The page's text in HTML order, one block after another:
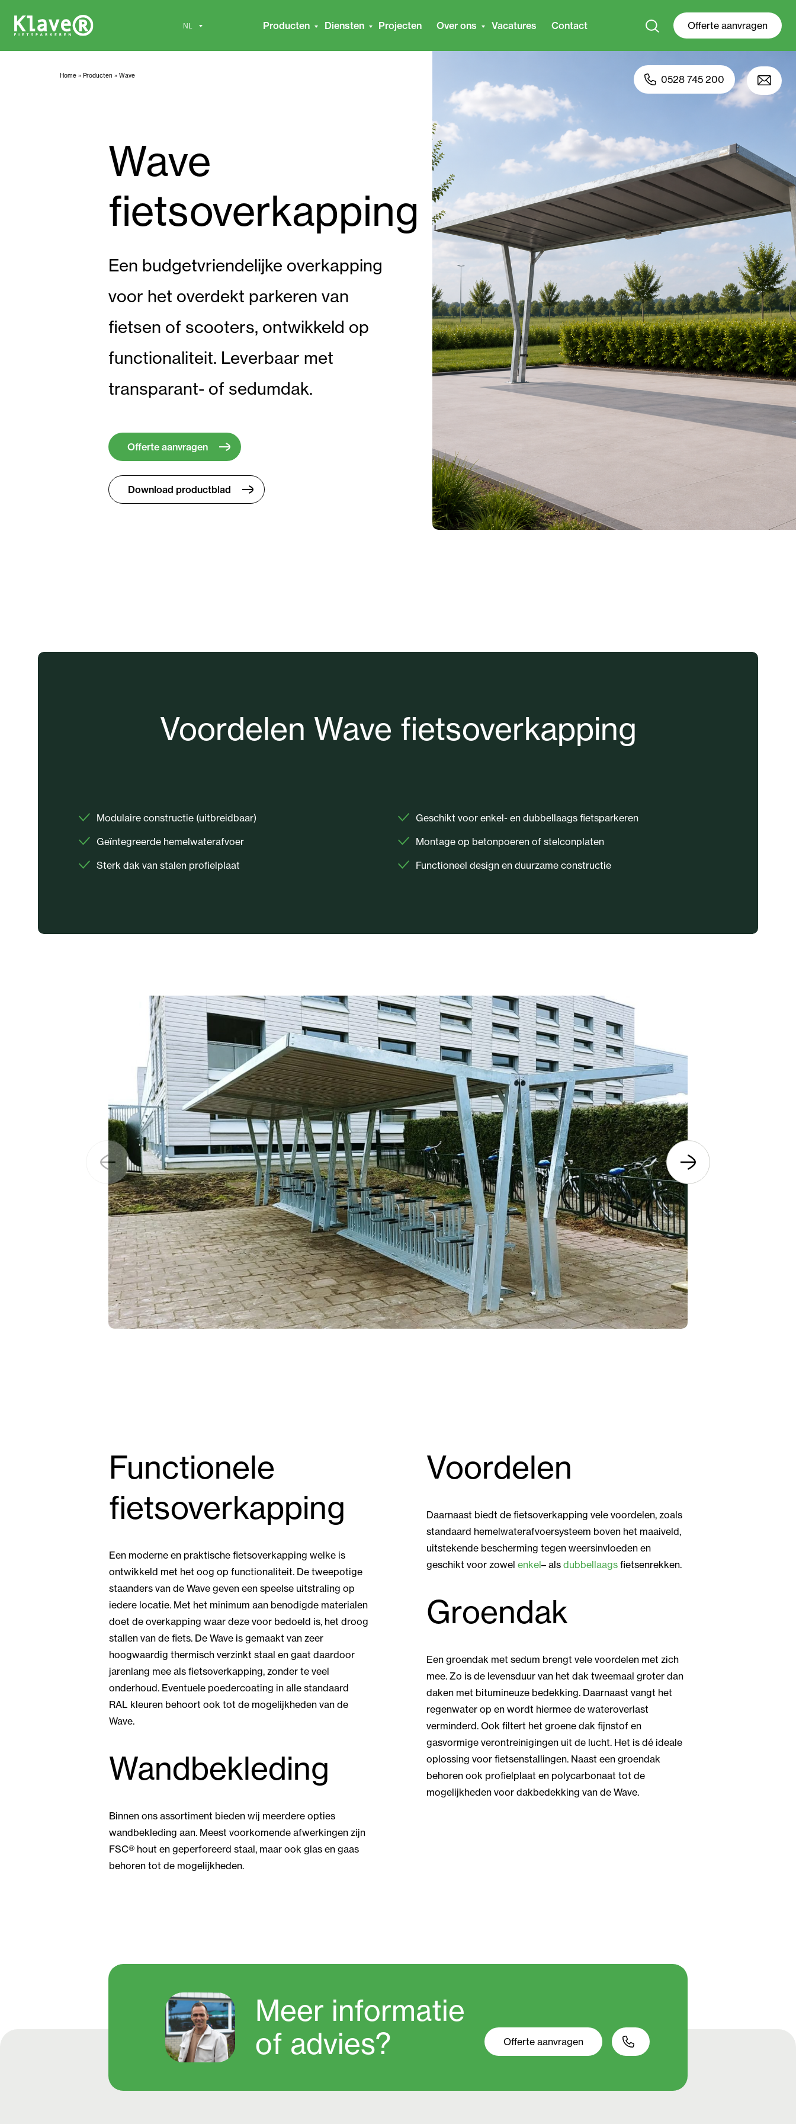
Producten Diensten Projecten Over ons Vacatures Contact Offerte aanvragen
Home » Producten » Wave 0528 745 200
Wave
fietsoverkapping
Een budgetvriendelijke overkapping
voor het overdekt parkeren van
fietsen of scooters, ontwikkeld op
functionaliteit. Leverbaar met
transparant- of sedumdak.
Offerte aanvragen
Download productblad
Voordelen Wave fietsoverkapping
Modulaire constructie (uitbreidbaar)
Geschikt voor enkel- en dubbellaags fietsparkeren
Geïntegreerde hemelwaterafvoer
Montage op betonpoeren of stelconplaten
Sterk dak van stalen profielplaat
Functioneel design en duurzame constructie
Functionele
fietsoverkapping
Een moderne en praktische fietsoverkapping welke is
ontwikkeld met het oog op functionaliteit. De tweepotige
staanders van de Wave geven een speelse uitstraling op
iedere locatie. Met het minimum aan benodigde materialen
doet de overkapping waar deze voor bedoeld is, het droog
stallen van de fiets. De Wave is gemaakt van zeer
hoogwaardig thermisch verzinkt staal en gaat daardoor
jarenlang mee als fietsoverkapping, zonder te veel
onderhoud. Eventuele poedercoating in alle standaard
RAL kleuren behoort ook tot de mogelijkheden van de
Wave.
Wandbekleding
Binnen ons assortiment bieden wij meerdere opties
wandbekleding aan. Meest voorkomende afwerkingen zijn
FSC® hout en geperforeerd staal, maar ook glas en gaas
behoren tot de mogelijkheden.
Voordelen
Daarnaast biedt de fietsoverkapping vele voordelen, zoals
standaard hemelwaterafvoersysteem boven het maaiveld,
uitstekende bescherming tegen weersinvloeden en
geschikt voor zowel enkel– als dubbellaagsfietsenrekken.
Groendak
Een groendak met sedum brengt vele voordelen met zich
mee. Zo is de levensduur van het dak tweemaal groter dan
daken met bitumineuze bedekking. Daarnaast vangt het
regenwater op en wordt hiermee de wateroverlast
verminderd. Ook filtert het groene dak fijnstof en
gasvormige verontreinigingen uit de lucht. Het is dé ideale
oplossing voor fietsenstallingen. Naast een groendak
behoren ook profielplaat en polycarbonaat tot de
mogelijkheden voor dakbedekking van de Wave.
Meer informatie
of advies?
Offerte aanvragen